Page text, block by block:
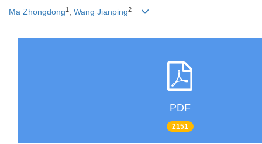
Ma Zhongdong1 , Wang Jianping2
PDF
2151